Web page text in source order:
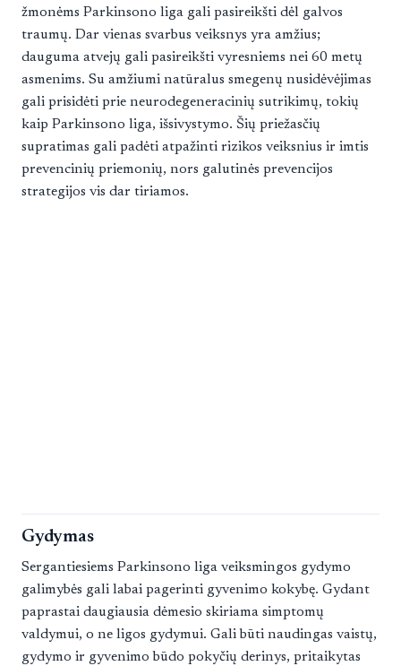
žmonėms Parkinsono liga gali pasireikšti dėl galvos
traumų. Dar vienas svarbus veiksnys yra amžius;
dauguma atvejų gali pasireikšti vyresniems nei 60 metų
asmenims. Su amžiumi natūralus smegenų nusidėvėjimas
gali prisidėti prie neurodegeneracinių sutrikimų, tokių
kaip Parkinsono liga, išsivystymo. Šių priežasčių
supratimas gali padėti atpažinti rizikos veiksnius ir imtis
prevencinių priemonių, nors galutinės prevencijos
strategijos vis dar tiriamos.
Gydymas
Sergantiesiems Parkinsono liga veiksmingos gydymo
galimybės gali labai pagerinti gyvenimo kokybę. Gydant
paprastai daugiausia dėmesio skiriama simptomų
valdymui, o ne ligos gydymui. Gali būti naudingas vaistų,
gydymo ir gyvenimo būdo pokyčių derinys, pritaikytas